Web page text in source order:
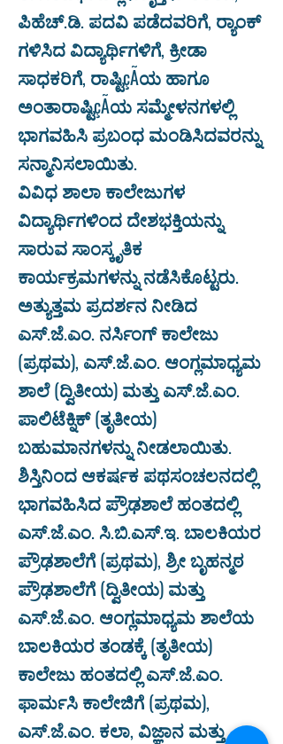
ಪಿಹೆಚ್.ಡಿ. ಪದವಿ ಪಡೆದವರಿಗೆ, ರ‍್ಯಾಂಕ್
ಗಳಿಸಿದ ವಿದ್ಯಾರ್ಥಿಗಳಿಗೆ, ಕ್ರೀಡಾ
ಸಾಧಕರಿಗೆ, ರಾಷ್ಟಿçÃಯ ಹಾಗೂ
ಅಂತಾರಾಷ್ಟಿçÃಯ ಸಮ್ಮೇಳನಗಳಲ್ಲಿ
ಭಾಗವಹಿಸಿ ಪ್ರಬಂಧ ಮಂಡಿಸಿದವರನ್ನು
ಸನ್ಮಾನಿಸಲಾಯಿತು.
ವಿವಿಧ ಶಾಲಾ ಕಾಲೇಜುಗಳ
ವಿದ್ಯಾರ್ಥಿಗಳಿಂದ ದೇಶಭಕ್ತಿಯನ್ನು
ಸಾರುವ ಸಾಂಸ್ಕೃತಿಕ
ಕಾರ್ಯಕ್ರಮಗಳನ್ನು ನಡೆಸಿಕೊಟ್ಟರು.
ಅತ್ಯುತ್ತಮ ಪ್ರದರ್ಶನ ನೀಡಿದ
ಎಸ್.ಜೆ.ಎಂ. ನರ್ಸಿಂಗ್ ಕಾಲೇಜು
(ಪ್ರಥಮ), ಎಸ್.ಜೆ.ಎಂ. ಆಂಗ್ಲಮಾಧ್ಯಮ
ಶಾಲೆ (ದ್ವಿತೀಯ) ಮತ್ತು ಎಸ್.ಜೆ.ಎಂ.
ಪಾಲಿಟೆಕ್ನಿಕ್ (ತೃತೀಯ)
ಬಹುಮಾನಗಳನ್ನು ನೀಡಲಾಯಿತು.
ಶಿಸ್ತಿನಿಂದ ಆಕರ್ಷಕ ಪಥಸಂಚಲನದಲ್ಲಿ
ಭಾಗವಹಿಸಿದ ಪ್ರೌಢಶಾಲೆ ಹಂತದಲ್ಲಿ
ಎಸ್.ಜೆ.ಎಂ. ಸಿ.ಬಿ.ಎಸ್.ಇ. ಬಾಲಕಿಯರ
ಪ್ರೌಢಶಾಲೆಗೆ (ಪ್ರಥಮ), ಶ್ರೀ ಬೃಹನ್ಮಠ
ಪ್ರೌಢಶಾಲೆಗೆ (ದ್ವಿತೀಯ) ಮತ್ತು
ಎಸ್.ಜೆ.ಎಂ. ಆಂಗ್ಲಮಾಧ್ಯಮ ಶಾಲೆಯ
ಬಾಲಕಿಯರ ತಂಡಕ್ಕೆ (ತೃತೀಯ)
ಕಾಲೇಜು ಹಂತದಲ್ಲಿ ಎಸ್.ಜೆ.ಎಂ.
ಫಾರ್ಮಸಿ ಕಾಲೇಜಿಗೆ (ಪ್ರಥಮ),
ಎಸ್.ಜೆ.ಎಂ. ಕಲಾ, ವಿಜ್ಞಾನ ಮತ್ತು